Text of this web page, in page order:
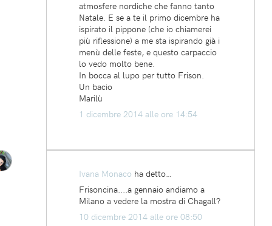
atmosfere nordiche che fanno tanto
Natale. E se a te il primo dicembre ha
ispirato il pippone (che io chiamerei
più riflessione) a me sta ispirando già i
menù delle feste, e questo carpaccio
lo vedo molto bene.
In bocca al lupo per tutto Frison.
Un bacio
Marilù
1 dicembre 2014 alle ore 14:54
Ivana Monaco ha detto…
Frisoncina....a gennaio andiamo a
Milano a vedere la mostra di Chagall?
10 dicembre 2014 alle ore 08:50